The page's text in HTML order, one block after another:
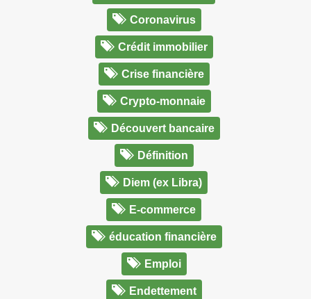
Coronavirus
Crédit immobilier
Crise financière
Crypto-monnaie
Découvert bancaire
Définition
Diem (ex Libra)
E-commerce
éducation financière
Emploi
Endettement